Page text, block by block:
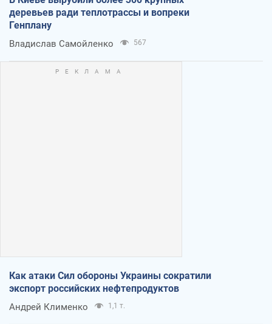
деревьев ради теплотрассы и вопреки
Генплану
Владислав Самойленко 567
Как атаки Сил обороны Украины сократили
экспорт российских нефтепродуктов
Андрей Клименко 1,1 т.